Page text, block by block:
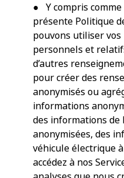
● Y compris
présente Politique
pouvons utiliser
personnels et
d’autres
pour créer des
anonymisés ou
informations
des informations de
anonymisées, des
véhicule électrique
accédez à nos